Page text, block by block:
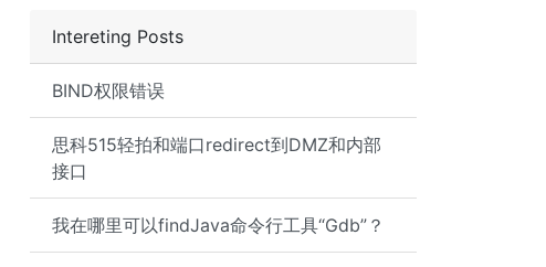
Intereting Posts
BIND权限错误
思科515轻拍和端口redirect到DMZ和内部
接口
我在哪里可以findJava命令行工具“Gdb”？